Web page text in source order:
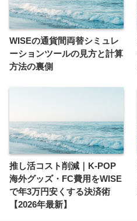
WISEの通貨間両替シミュレ
ーションツールの見方と計算
方法の裏側
推し活コスト削減｜K-POP
海外グッズ・FC費用をWISE
で年3万円安くする決済術
【2026年最新】